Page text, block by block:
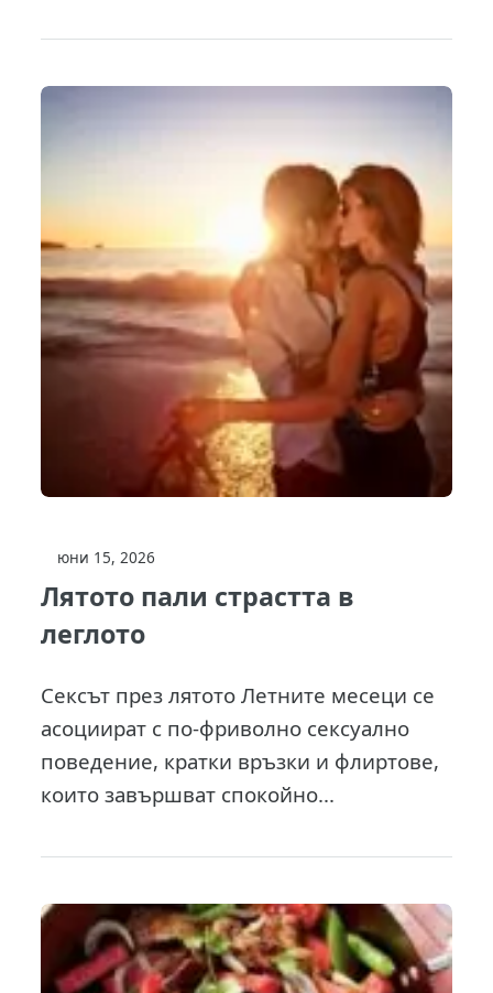
юни 15, 2026
Лятото пали страстта в
леглото
Сексът през лятото Летните месеци се
асоциират с по-фриволно сексуално
поведение, кратки връзки и флиртове,
които завършват спокойно...